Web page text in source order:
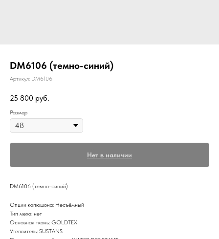
DM6106 (темно-синий)
Артикул: DM6106
25 800 руб.
Размер
Нет в наличии
DM6106 (темно-синий)
Опции капюшона: Несъёмный
Тип меха: нет
Основная ткань: GOLDTEX
Утеплитель: SUSTANS